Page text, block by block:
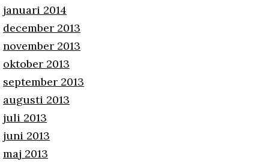
januari 2014
december 2013
november 2013
oktober 2013
september 2013
augusti 2013
juli 2013
juni 2013
maj 2013